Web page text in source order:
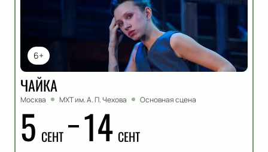
6+
ЧАЙКА
Москва МХТ им. А. П. Чехова Основная сцена
5 СЕНТ 14 СЕНТ